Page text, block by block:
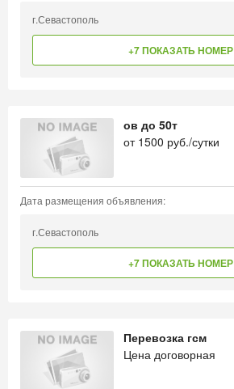
г.Севастополь
+7 ПОКАЗАТЬ НОМЕР
ов до 50т
от 1500 руб./сутки
Дата размещения объявления:
г.Севастополь
+7 ПОКАЗАТЬ НОМЕР
Перевозка гсм
Цена договорная